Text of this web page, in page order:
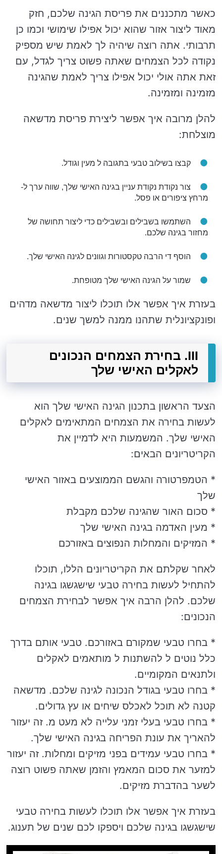
כאשר מתכננים את פריסת הגינה שלכם, חזק
מאוד ליצור אזור שהוא יכול אפילו שימושי וכמו כן
תרבותי. אתה רוצה שיהיה לך לאמת שיש מספיק
נקודה לכל הצמחים שאתה פשוט צריך לגדל, עם
זאת אתה אולי יכול אפילו צריך לאמת שהגינה
מזמינה ומזמינה.
להלן מרובה איך אפשר ליצירת פריסת מדשאה
מוצלחת:
קבצו בשילוב טבעי בתגובה ל מעין וגודל.
צור נקודת נקודת עניין בגינה האישי שלך, שווה ערך ל-
מרחץ ציפורים או פסל.
השתמשו בשבילים ובשבילים כדי ליצור תחושה של
מחזור בגינה שלכם.
הוסף די הרבה טקסטורות וגוונים לגינה האישי שלך.
שמור על הגינה האישי שלך מטופחת.
בעזרת איך אפשר אלו תוכלו ליצור מדשאה מדהים
ופונקציונלית שתהנו ממנה למשך שנים.
III. בחירת הצמחים הנכונים
לאקלים האישי שלך
הצעד הראשון בתכנון הגינה האישי שלך הוא
לעשות בחירה את הצמחים המתאימים לאקלים
האישי שלך. המשמעות היא לדמיין את
הקריטריונים הבאים:
* הטמפרטורה והגשם הממוצעים באזור האישי
שלך
* סכום האור שהגינה שלכם מקבלת
* מעין האדמה בגינה האישי שלך
* המזיקים והמחלות הנפוצים באזורכם
לאחר שקלתם את הקריטריונים הללו, תוכלו
להתחיל לעשות בחירה טבעי שישגשגו בגינה
שלכם. להלן הרבה איך אפשר לבחירת הצמחים
הנכונים:
* בחרו טבעי שמקורם באזורכם. טבעי אותם בדרך
כלל נוטים ל להשתנות ל מותאמים לאקלים
ולתנאים המקומיים.
* בחרו טבעי בגודל הנכונה לגינה שלכם. מדשאה
קטנה לא תוכל לאכלס שיחים או עץ גדולים.
* בחרו טבעי בעלי זמני עלייה לא מעט מ. זה יעזור
להאריך את עונת הפריחה בגינה האישי שלך.
* בחרו טבעי עמידים בפני מזיקים ומחלות. זה יעזור
למזער את סכום המאמץ והזמן שאתה פשוט רוצה
לשער בהדברת מזיקים.
בעזרת איך אפשר אלו תוכלו לעשות בחירה טבעי
שישגשגו בגינה שלכם ויספקו לכם שנים של תענוג.